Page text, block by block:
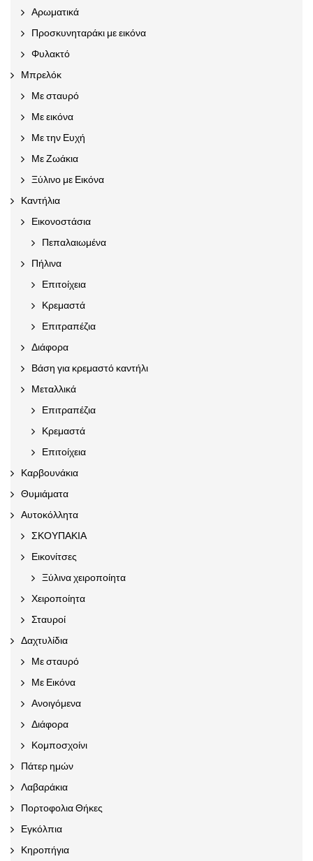
Αρωματικά
Προσκυνηταράκι με εικόνα
Φυλακτό
Μπρελόκ
Με σταυρό
Με εικόνα
Με την Ευχή
Με Ζωάκια
Ξύλινο με Εικόνα
Καντήλια
Εικονοστάσια
Πεπαλαιωμένα
Πήλινα
Επιτοίχεια
Κρεμαστά
Επιτραπέζια
Διάφορα
Βάση για κρεμαστό καντήλι
Μεταλλικά
Επιτραπέζια
Κρεμαστά
Επιτοίχεια
Καρβουνάκια
Θυμιάματα
Αυτοκόλλητα
ΣΚΟΥΠΑΚΙΑ
Εικονίτσες
Ξύλινα χειροποίητα
Χειροποίητα
Σταυροί
Δαχτυλίδια
Με σταυρό
Με Εικόνα
Ανοιγόμενα
Διάφορα
Κομποσχοίνι
Πάτερ ημών
Λαβαράκια
Πορτοφολια Θήκες
Εγκόλπια
Κηροπήγια